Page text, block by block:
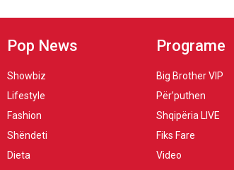
Pop News
Showbiz
Lifestyle
Fashion
Shëndeti
Dieta
Programe
Big Brother VIP
Për’puthen
Shqipëria LIVE
Fiks Fare
Video